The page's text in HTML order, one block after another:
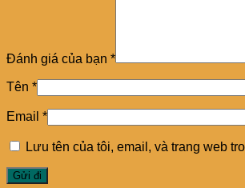
Đánh giá của bạn *
Tên *
Email *
Lưu tên của tôi, email, và trang web